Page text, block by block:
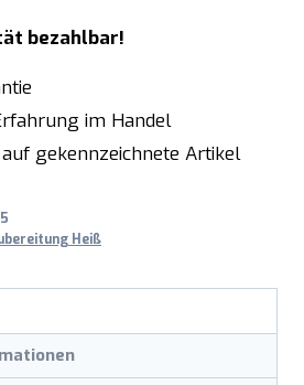
bezahlbar!
im Handel
gekennzeichnete Artikel
Heiß